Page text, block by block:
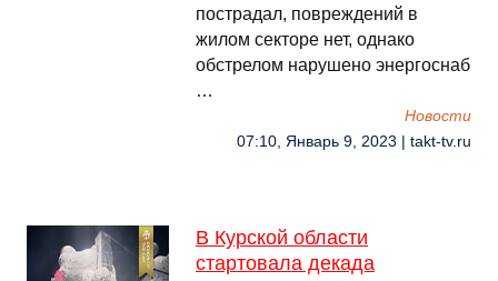
пострадал, повреждений в
жилом секторе нет, однако
обстрелом нарушено энергоснаб
…
Новости
07:10, Январь 9, 2023 | takt-tv.ru
В Курской области
стартовала декада